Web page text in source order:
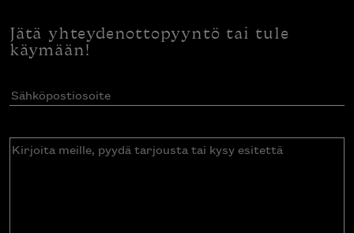
Jätä yhteydenottopyyntö tai tule
käymään!
Sähköpostiosoite(Pakollinen)
Kirjoita